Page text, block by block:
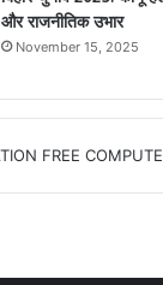
और राजनीतिक उभार
November 15, 2025